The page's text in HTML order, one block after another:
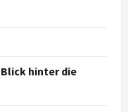
hinter die